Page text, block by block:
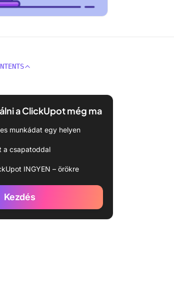
a ClickUpot még ma
munkádat egy helyen
a csapatoddal
INGYEN – örökre
Kezdés